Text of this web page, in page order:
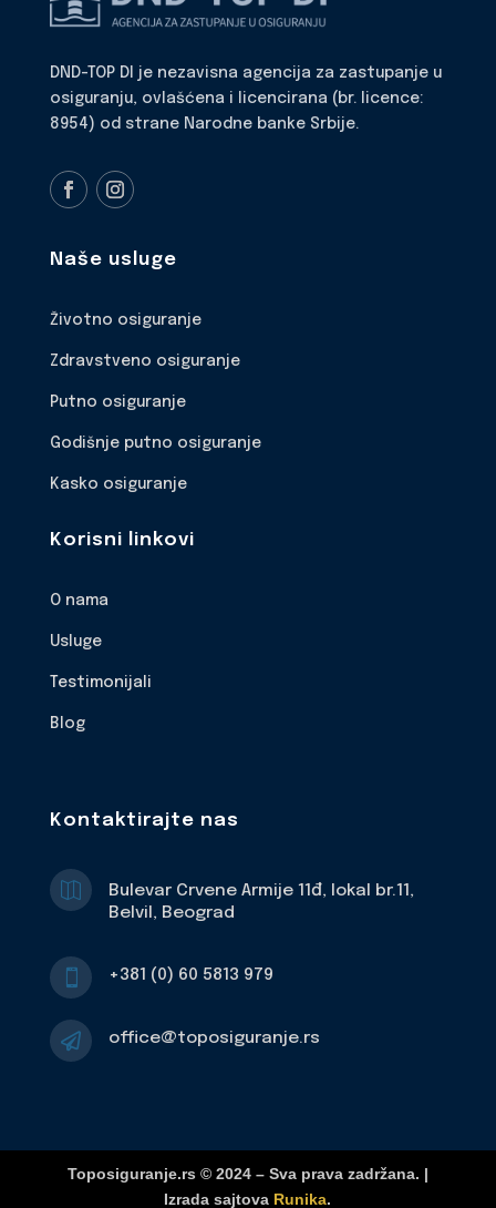
DND-TOP DI je nezavisna agencija za zastupanje u
osiguranju, ovlašćena i licencirana (br. licence:
8954) od strane Narodne banke Srbije.
Naše usluge
Životno osiguranje
Zdravstveno osiguranje
Putno osiguranje
Godišnje putno osiguranje
Kasko osiguranje
Korisni linkovi
O nama
Usluge
Testimonijali
Blog
Kontaktirajte nas
Bulevar Crvene Armije 11đ, lokal br.11,
Belvil, Beograd
+381 (0) 60 5813 979
 office@toposiguranje.rs
Toposiguranje.rs © 2024 – Sva prava zadržana. |
Izrada sajtova Runika.